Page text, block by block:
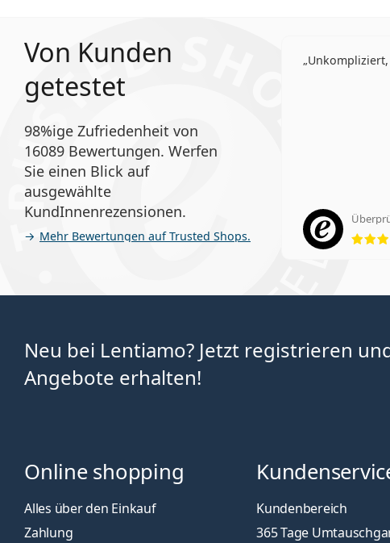
Von Kunden
getestet
98%ige Zufriedenheit von
16089 Bewertungen. Werfen
Sie einen Blick auf
ausgewählte
KundInnenrezensionen.
Mehr Bewertungen auf Trusted Shops.
Neu bei Lentiamo? Jetzt registrieren
Angebote erhalten!
Online shopping
Alles über den Einkauf
Zahlung
Kundenbereich
365 Tage